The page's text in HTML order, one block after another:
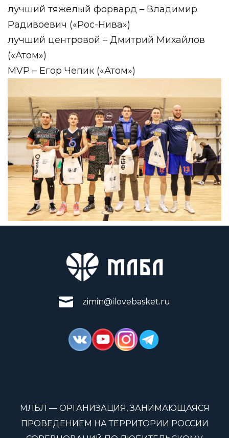
лучший тяжелый форвард – Владимир
Радивоевич («Рос-Нива»)
лучший центровой – Дмитрий Михайлов
(«Атом»)
MVP – Егор Чепик («Атом»)
zimin@ilovebasket.ru
МЛБЛ — ОРГАНИЗАЦИЯ, ЗАНИМАЮЩАЯСЯ
ПРОВЕДЕНИЕМ НА ТЕРРИТОРИИ РОССИИ